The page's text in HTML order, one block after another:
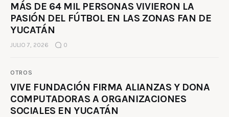
MÁS DE 64 MIL PERSONAS VIVIERON LA
PASIÓN DEL FÚTBOL EN LAS ZONAS FAN DE
YUCATÁN
JULIO 7, 2026 0
OTROS
VIVE FUNDACIÓN FIRMA ALIANZAS Y DONA
COMPUTADORAS A ORGANIZACIONES
SOCIALES EN YUCATÁN